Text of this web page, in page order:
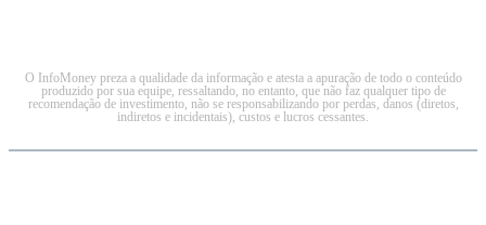
O InfoMoney preza a qualidade da informação e atesta a apuração de todo o conteúdo
produzido por sua equipe, ressaltando, no entanto, que não faz qualquer tipo de
recomendação de investimento, não se responsabilizando por perdas, danos (diretos,
indiretos e incidentais), custos e lucros cessantes.